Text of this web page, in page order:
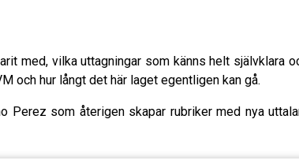
med, vilka uttagningar som känns helt självklara
och hur långt det här laget egentligen kan gå.
som återigen skapar rubriker med nya